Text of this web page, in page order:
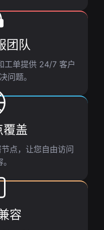
团队
工单提供 24/7 客户
问题。
覆盖
点，让您自由访问
容